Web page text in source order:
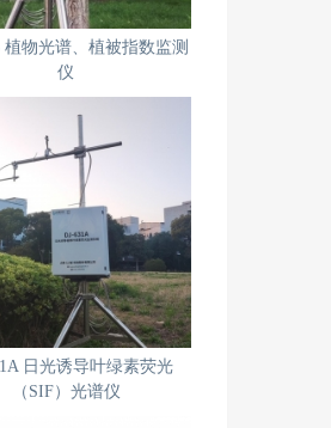
植物光谱、植被指数监测
仪
日光诱导叶绿素荧光
（SIF）光谱仪